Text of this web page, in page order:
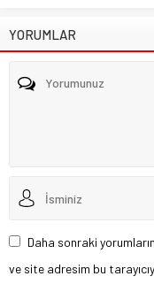
YORUMLAR
Daha sonraki
ve site adresim bu